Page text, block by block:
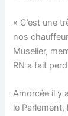
« C’est une
nos
Muselier,
RN a fait
Amorcée il y
le